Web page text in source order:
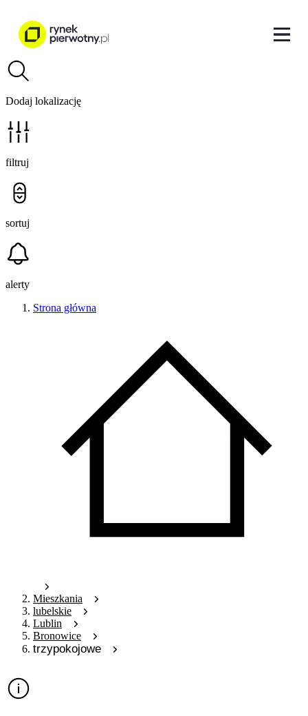
Dodaj lokalizację
filtruj
sortuj
alerty
Strona główna
Mieszkania
lubelskie
Lublin
Bronowice
trzypokojowe